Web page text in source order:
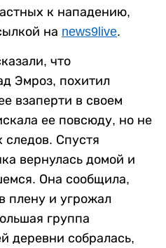
к нападению,
на news9live.
что
Эмроз, похитил
взаперти в своем
ее повсюду, но не
следов. Спустя
вернулась домой и
Она сообщила,
плену и угрожал
группа
деревни собралась,